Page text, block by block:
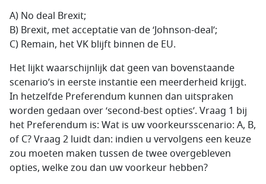
A) No deal Brexit;
B) Brexit, met acceptatie van de ‘Johnson-deal’;
C) Remain, het VK blijft binnen de EU.
Het lijkt waarschijnlijk dat geen van bovenstaande
scenario’s in eerste instantie een meerderheid krijgt.
In hetzelfde Preferendum kunnen dan uitspraken
worden gedaan over ‘second-best opties’. Vraag 1 bij
het Preferendum is: Wat is uw voorkeursscenario: A, B,
of C? Vraag 2 luidt dan: indien u vervolgens een keuze
zou moeten maken tussen de twee overgebleven
opties, welke zou dan uw voorkeur hebben?